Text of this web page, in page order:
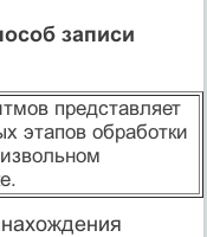
записи
представляет
этапов обработки